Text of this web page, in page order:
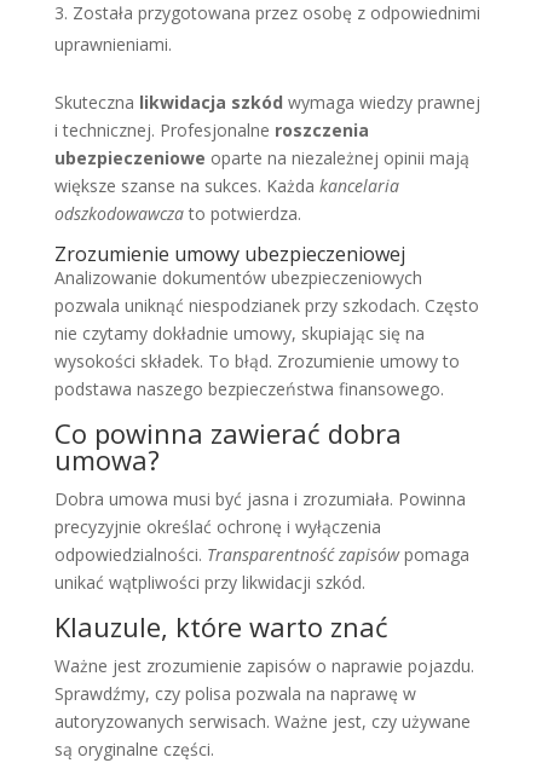
Została przygotowana przez osobę z odpowiednimi
uprawnieniami.
Skuteczna likwidacja szkód wymaga wiedzy prawnej
i technicznej. Profesjonalne roszczenia
ubezpieczeniowe oparte na niezależnej opinii mają
większe szanse na sukces. Każda kancelaria
odszkodowawczato potwierdza.
Zrozumienie umowy ubezpieczeniowej
Analizowanie dokumentów ubezpieczeniowych
pozwala uniknąć niespodzianek przy szkodach. Często
nie czytamy dokładnie umowy, skupiając się na
wysokości składek. To błąd. Zrozumienie umowy to
podstawa naszego bezpieczeństwa finansowego.
Co powinna zawierać dobra
umowa?
Dobra umowa musi być jasna i zrozumiała. Powinna
precyzyjnie określać ochronę i wyłączenia
odpowiedzialności. Transparentność zapisówpomaga
unikać wątpliwości przy likwidacji szkód.
Klauzule, które warto znać
Ważne jest zrozumienie zapisów o naprawie pojazdu.
Sprawdźmy, czy polisa pozwala na naprawę w
autoryzowanych serwisach. Ważne jest, czy używane
są oryginalne części.